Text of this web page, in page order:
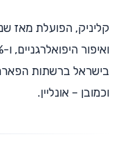
בישראל ברשתות
וכמובן – אונליין.